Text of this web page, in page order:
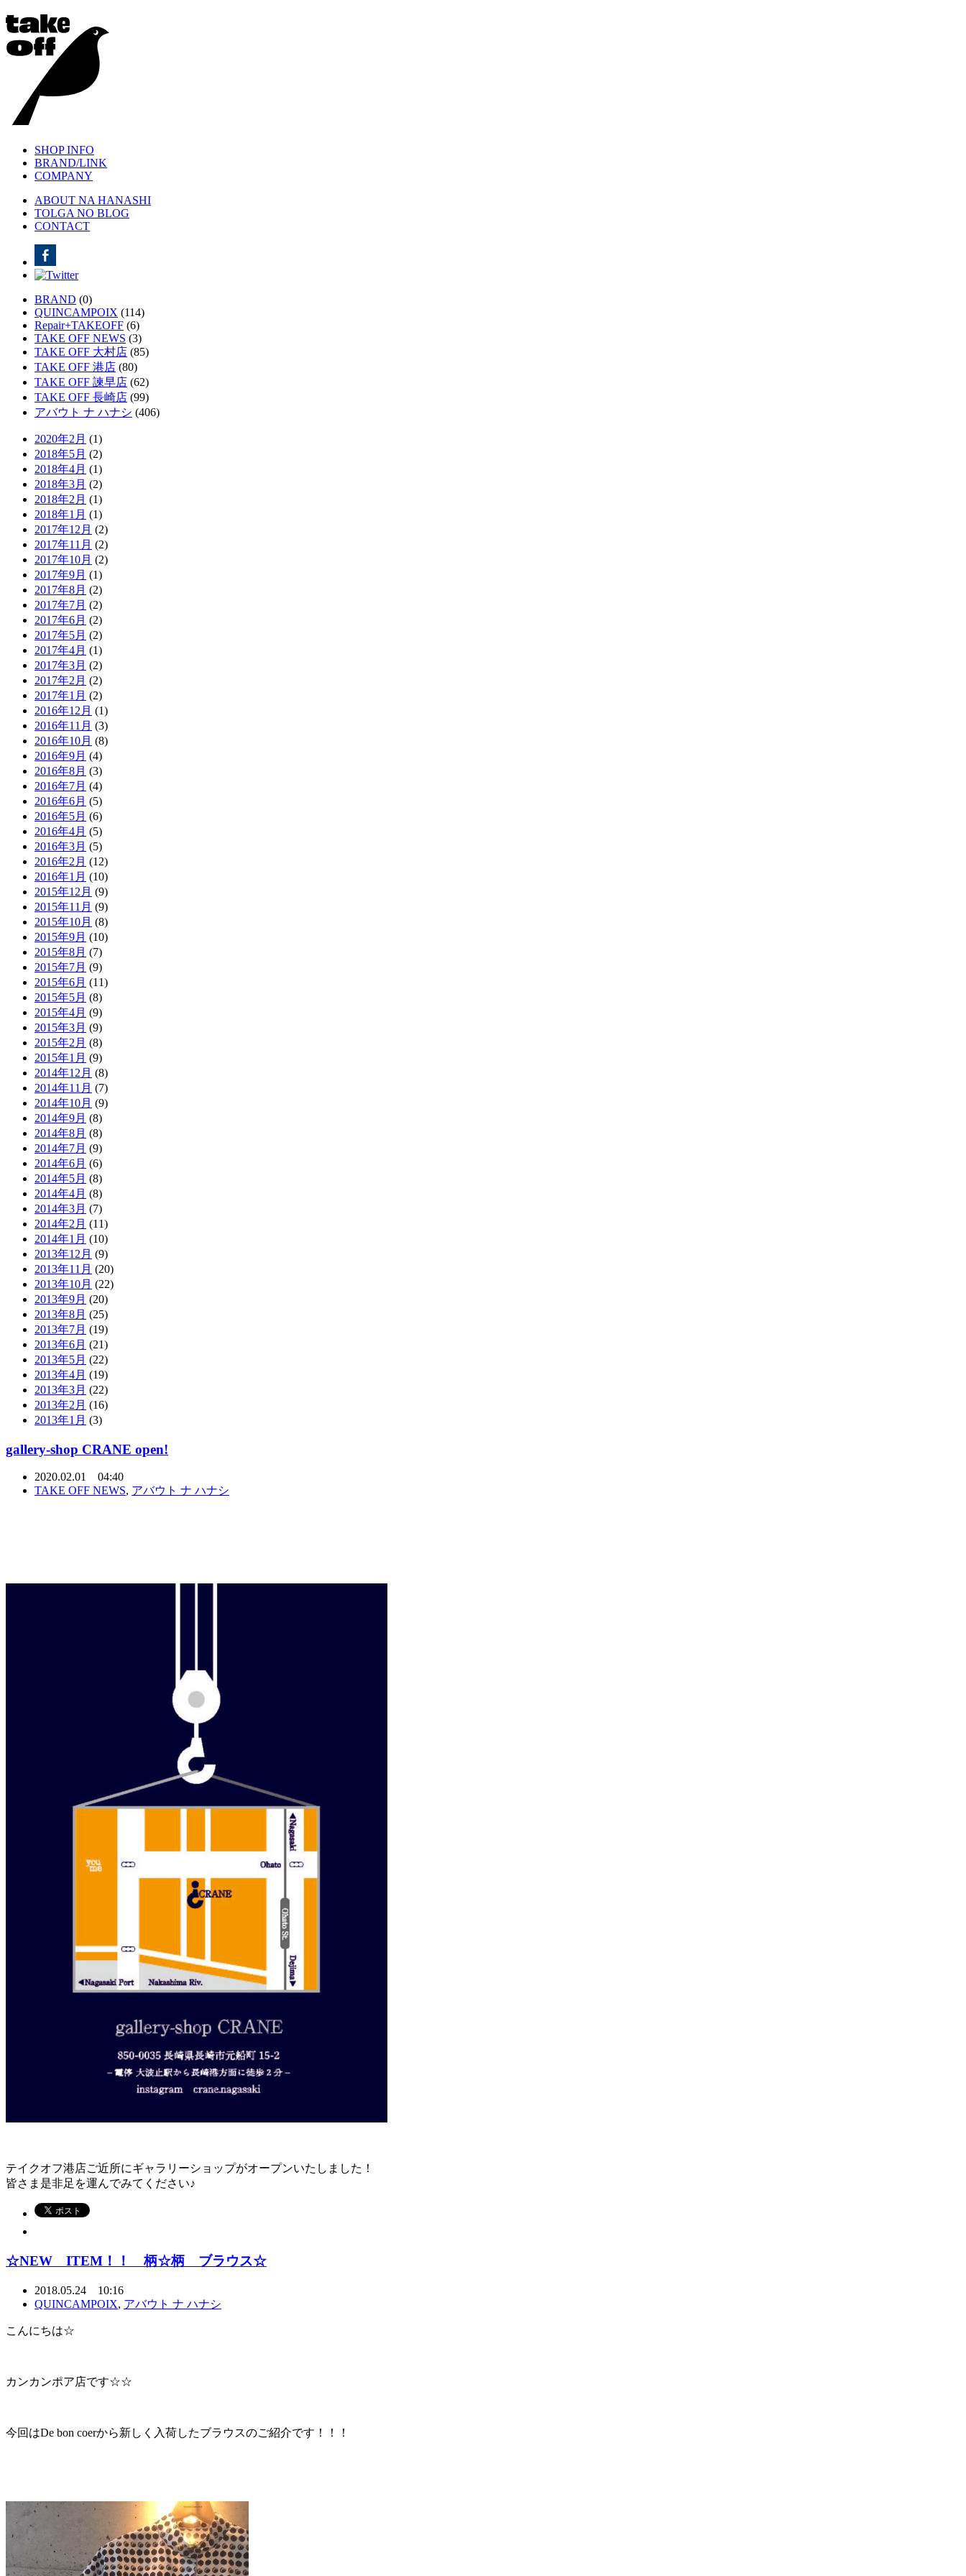
SHOP INFO
BRAND/LINK
COMPANY
ABOUT NA HANASHI
TOLGA NO BLOG
CONTACT
BRAND (0)
QUINCAMPOIX (114)
Repair+TAKEOFF (6)
TAKE OFF NEWS (3)
TAKE OFF 大村店 (85)
TAKE OFF 港店 (80)
TAKE OFF 諫早店 (62)
TAKE OFF 長崎店 (99)
アバウト ナ ハナシ (406)
2020年2月 (1)
2018年5月 (2)
2018年4月 (1)
2018年3月 (2)
2018年2月 (1)
2018年1月 (1)
2017年12月 (2)
2017年11月 (2)
2017年10月 (2)
2017年9月 (1)
2017年8月 (2)
2017年7月 (2)
2017年6月 (2)
2017年5月 (2)
2017年4月 (1)
2017年3月 (2)
2017年2月 (2)
2017年1月 (2)
2016年12月 (1)
2016年11月 (3)
2016年10月 (8)
2016年9月 (4)
2016年8月 (3)
2016年7月 (4)
2016年6月 (5)
2016年5月 (6)
2016年4月 (5)
2016年3月 (5)
2016年2月 (12)
2016年1月 (10)
2015年12月 (9)
2015年11月 (9)
2015年10月 (8)
2015年9月 (10)
2015年8月 (7)
2015年7月 (9)
2015年6月 (11)
2015年5月 (8)
2015年4月 (9)
2015年3月 (9)
2015年2月 (8)
2015年1月 (9)
2014年12月 (8)
2014年11月 (7)
2014年10月 (9)
2014年9月 (8)
2014年8月 (8)
2014年7月 (9)
2014年6月 (6)
2014年5月 (8)
2014年4月 (8)
2014年3月 (7)
2014年2月 (11)
2014年1月 (10)
2013年12月 (9)
2013年11月 (20)
2013年10月 (22)
2013年9月 (20)
2013年8月 (25)
2013年7月 (19)
2013年6月 (21)
2013年5月 (22)
2013年4月 (19)
2013年3月 (22)
2013年2月 (16)
2013年1月 (3)
gallery-shop CRANE open!
2020.02.01 04:40
TAKE OFF NEWS, アバウト ナ ハナシ
テイクオフ港店ご近所にギャラリーショップがオープンいたしました！
皆さま是非足を運んでみてください♪
☆NEW ITEM！！ 柄☆柄 ブラウス☆
2018.05.24 10:16
QUINCAMPOIX, アバウト ナ ハナシ
こんにちは☆
カンカンポア店です☆☆
今回はDe bon coerから新しく入荷したブラウスのご紹介です！！！